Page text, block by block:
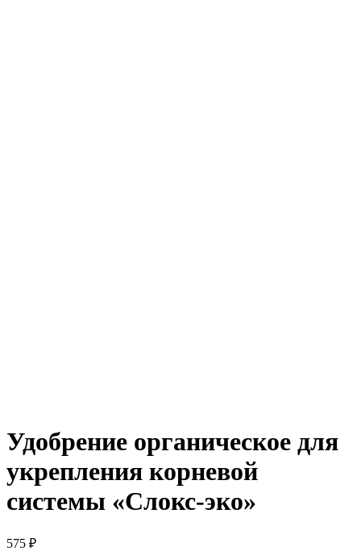
Удобрение органическое для
укрепления корневой
системы «Слокс-эко»
575 ₽